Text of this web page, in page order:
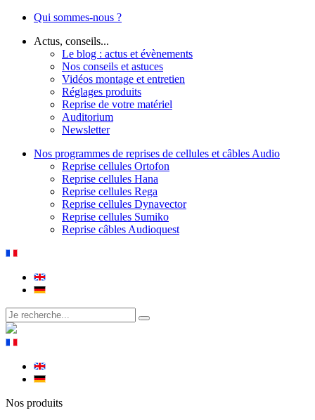
Qui sommes-nous ?
Actus, conseils...
Le blog : actus et évènements
Nos conseils et astuces
Vidéos montage et entretien
Réglages produits
Reprise de votre matériel
Auditorium
Newsletter
Nos programmes de reprises de cellules et câbles Audio
Reprise cellules Ortofon
Reprise cellules Hana
Reprise cellules Rega
Reprise cellules Dynavector
Reprise cellules Sumiko
Reprise câbles Audioquest
Nos produits